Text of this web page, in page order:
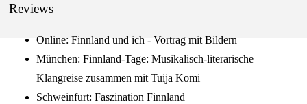
Reviews
Online: Finnland und ich - Vortrag mit Bildern
München: Finnland-Tage: Musikalisch-literarische
Klangreise zusammen mit Tuija Komi
Schweinfurt: Faszination Finnland